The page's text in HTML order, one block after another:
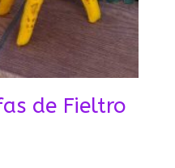
de Fieltro